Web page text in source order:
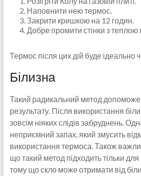
Наповнити нею термос.
Закрити кришкою на 12 годин.
Добре промити стінки з
Термос після цих дій буде ідеально
Білизна
Такий радикальний метод
результату. Після використання
зовсім ніяких слідів забруднень.
неприємний запах, який змусить
використання термоса. Також
що такий метод підходить тільки
тому що скло може отримати від